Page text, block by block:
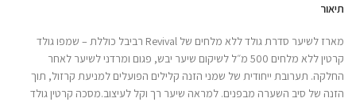
תיאור
מארז לשיער סדרת גולד ללא מלחים של Revival רביבל כוללת – שמפו גולד
קרטין ללא מלחים 500 מ״ל לשיקום שיער יבש, פגום ומרדני לשיער לאחר
החלקה. תערובת ייחודית של שמני הזנה קלילים הפועלים למניעת קרזול, תוך
הזנה של סיב השערה מבפנים. למראה שיער רך וקל לעיצוב.מסכה קרטין גולד